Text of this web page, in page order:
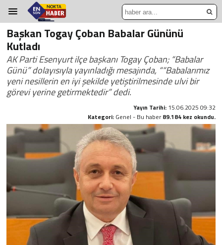
Başkan Togay Çoban Babalar Gününü
Kutladı
AK Parti Esenyurt ilçe başkanı Togay Çoban; “Babalar
Günü” dolayısıyla yayınladığı mesajında, ““Babalarımız
yeni nesillerin en iyi şekilde yetiştirilmesinde ulvi bir
görevi yerine getirmektedir” dedi.
Yayın Tarihi: 15.06.2025 09:32
Kategori: Genel - Bu haber89.184 kez okundu.